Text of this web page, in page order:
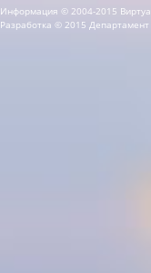
Информация © 2004-2015
Разработка © 2015